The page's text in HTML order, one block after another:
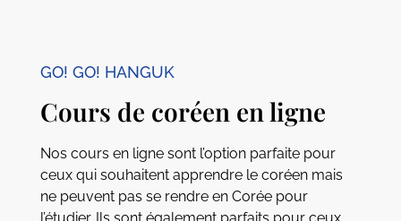
GO! GO! HANGUK
Cours de coréen en ligne
Nos cours en ligne sont l’option parfaite pour
ceux qui souhaitent apprendre le coréen mais
ne peuvent pas se rendre en Corée pour